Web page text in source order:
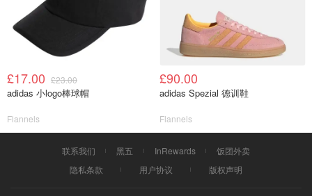
£17.00 £23.00
adidas 小logo棒球帽
Flannels
£90.00
adidas Spezial 德训鞋
Flannels
联系我们 黑五 InRewards
饭团外卖
隐私条款
用户协议 版权声明